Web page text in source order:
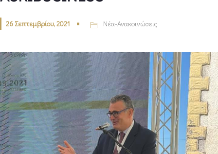
26 Σεπτεμβρίου, 2021 Νέα-Ανακοινώσεις